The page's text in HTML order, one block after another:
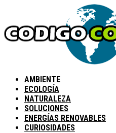
AMBIENTE
ECOLOGÍA
NATURALEZA
SOLUCIONES
ENERGÍAS RENOVABLES
CURIOSIDADES